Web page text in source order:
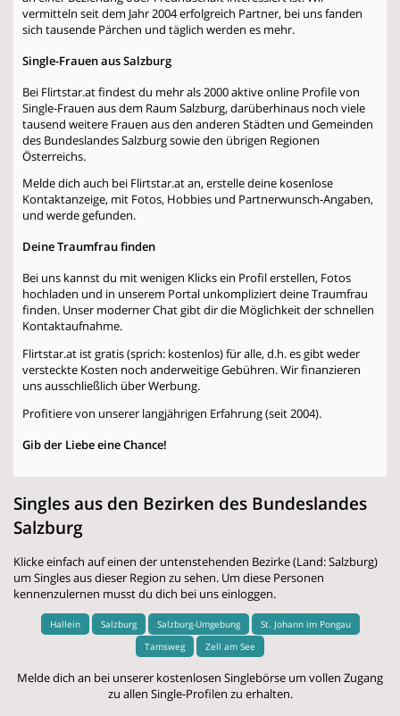
vermitteln seit dem Jahr 2004 erfolgreich Partner, bei uns fanden
sich tausende Pärchen und täglich werden es mehr.
Single-Frauen aus Salzburg
Bei Flirtstar.at findest du mehr als 2000 aktive online Profile von
Single-Frauen aus dem Raum Salzburg, darüberhinaus noch viele
tausend weitere Frauen aus den anderen Städten und Gemeinden
des Bundeslandes Salzburg sowie den übrigen Regionen
Österreichs.
Melde dich auch bei Flirtstar.at an, erstelle deine kosenlose
Kontaktanzeige, mit Fotos, Hobbies und Partnerwunsch-Angaben,
und werde gefunden.
Deine Traumfrau finden
Bei uns kannst du mit wenigen Klicks ein Profil erstellen, Fotos
hochladen und in unserem Portal unkompliziert deine Traumfrau
finden. Unser moderner Chat gibt dir die Möglichkeit der schnellen
Kontaktaufnahme.
Flirtstar.at ist gratis (sprich: kostenlos) für alle, d.h. es gibt weder
versteckte Kosten noch anderweitige Gebühren. Wir finanzieren
uns ausschließlich über Werbung.
Profitiere von unserer langjährigen Erfahrung (seit 2004).
Gib der Liebe eine Chance!
Singles aus den Bezirken des Bundeslandes
Salzburg
Klicke einfach auf einen der untenstehenden Bezirke (Land: Salzburg)
um Singles aus dieser Region zu sehen. Um diese Personen
kennenzulernen musst du dich bei uns einloggen.
Hallein Salzburg Salzburg-Umgebung
St. Johann im Pongau
Tamsweg
Zell am See
Melde dich an bei unserer kostenlosen Singlebörse um vollen Zugang
zu allen Single-Profilen zu erhalten.